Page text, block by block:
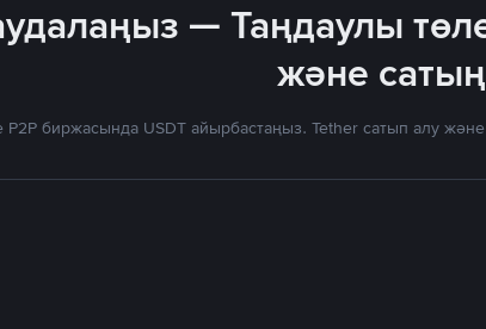
— Таңдаулы
және
P2P биржасында USDT айырбастаңыз. Tether сатып алу